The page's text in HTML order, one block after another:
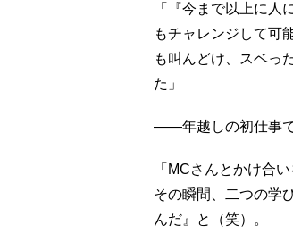
「『今まで以上に
もチャレンジして可
も叫んどけ、スベっ
た」
――年越しの初仕事で
「MCさんとかけ合
その瞬間、二つの学
んだ』と（笑）。